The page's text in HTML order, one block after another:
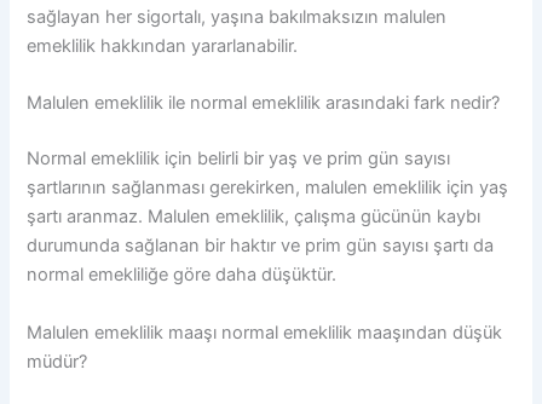
sağlayan her sigortalı, yaşına bakılmaksızın malulen
emeklilik hakkından yararlanabilir.
Malulen emeklilik ile normal emeklilik arasındaki fark nedir?
Normal emeklilik için belirli bir yaş ve prim gün sayısı
şartlarının sağlanması gerekirken, malulen emeklilik için yaş
şartı aranmaz. Malulen emeklilik, çalışma gücünün kaybı
durumunda sağlanan bir haktır ve prim gün sayısı şartı da
normal emekliliğe göre daha düşüktür.
Malulen emeklilik maaşı normal emeklilik maaşından düşük
müdür?